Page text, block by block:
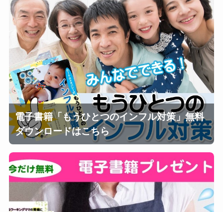
電子書籍「もうひとつのインフル対策」無料
ダウンロードはこちら